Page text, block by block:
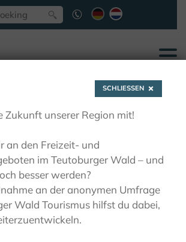
Originale - Das
aus der Region
SCHLIESSEN
Zukunft unserer Region mit!
an den Freizeit- und
im Teutoburger Wald – und
besser werden?
an der anonymen Umfrage
Wald Tourismus hilfst du dabei,